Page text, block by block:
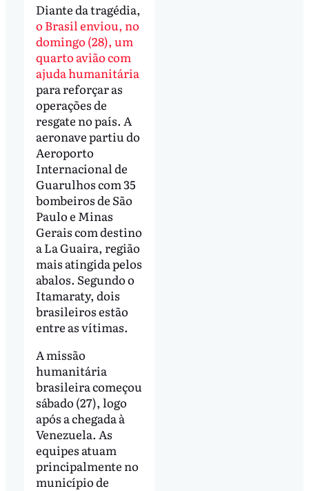
Diante da tragédia,
o Brasil enviou, no
domingo (28), um
quarto avião com
ajuda humanitária
para reforçar as
operações de
resgate no país. A
aeronave partiu do
Aeroporto
Internacional de
Guarulhos com 35
bombeiros de São
Paulo e Minas
Gerais com destino
a La Guaira, região
mais atingida pelos
abalos. Segundo o
Itamaraty, dois
brasileiros estão
entre as vítimas.
A missão
humanitária
brasileira começou
sábado (27), logo
após a chegada à
Venezuela. As
equipes atuam
principalmente no
município de